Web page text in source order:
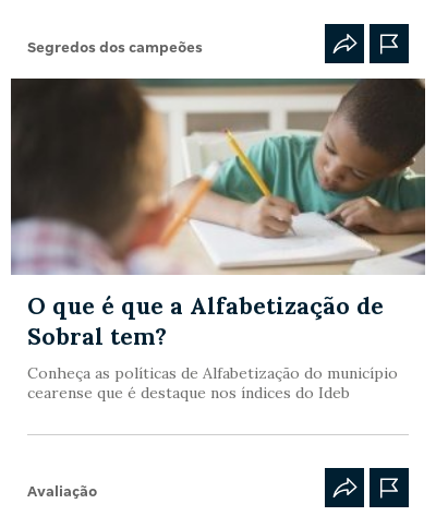
Segredos dos campeões
O que é que a Alfabetização de
Sobral tem?
Conheça as políticas de Alfabetização do município
cearense que é destaque nos índices do Ideb
Avaliação